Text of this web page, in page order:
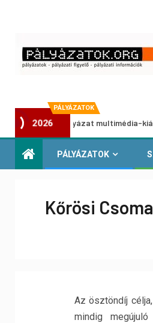
PÁLYÁZATOK
2026
pályázat multimédia-kiállításhoz
PÁLYÁZATOK
Kőrösi
Az ösztöndíj
mindig